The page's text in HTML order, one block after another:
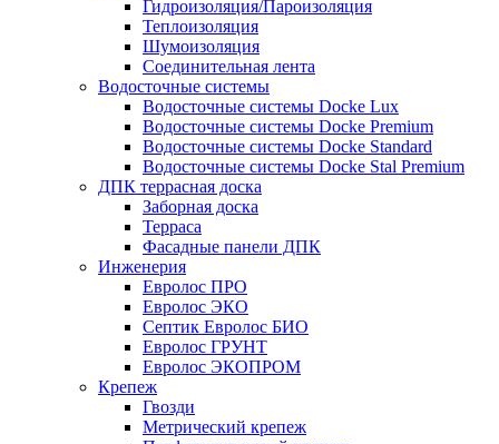
Гидроизоляция/Пароизоляция
Теплоизоляция
Шумоизоляция
Соединительная лента
Водосточные системы
Водосточные системы Docke Lux
Водосточные системы Docke Premium
Водосточные системы Docke Standard
Водосточные системы Docke Stal Premium
ДПК террасная доска
Заборная доска
Терраса
Фасадные панели ДПК
Инженерия
Евролос ПРО
Евролос ЭКО
Септик Евролос БИО
Евролос ГРУНТ
Евролос ЭКОПРОМ
Крепеж
Гвозди
Метрический крепеж